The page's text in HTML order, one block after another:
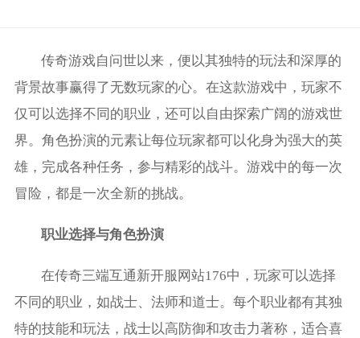
传奇游戏自问世以来，便以其独特的玩法和深厚的
背景故事赢得了无数玩家的心。在这款游戏中，玩家不
仅可以选择不同的职业，还可以自由探索广阔的游戏世
界。角色扮演的元素让每位玩家都可以化身为强大的英
雄，完成各种任务，参与精彩的战斗。游戏中的每一次
冒险，都是一次全新的挑战。
职业选择与角色扮演
在传奇三端互通新开服网站176中，玩家可以选择
不同的职业，如战士、法师和道士。每个职业都有其独
特的技能和玩法，战士以高防御和攻击力著称，适合喜